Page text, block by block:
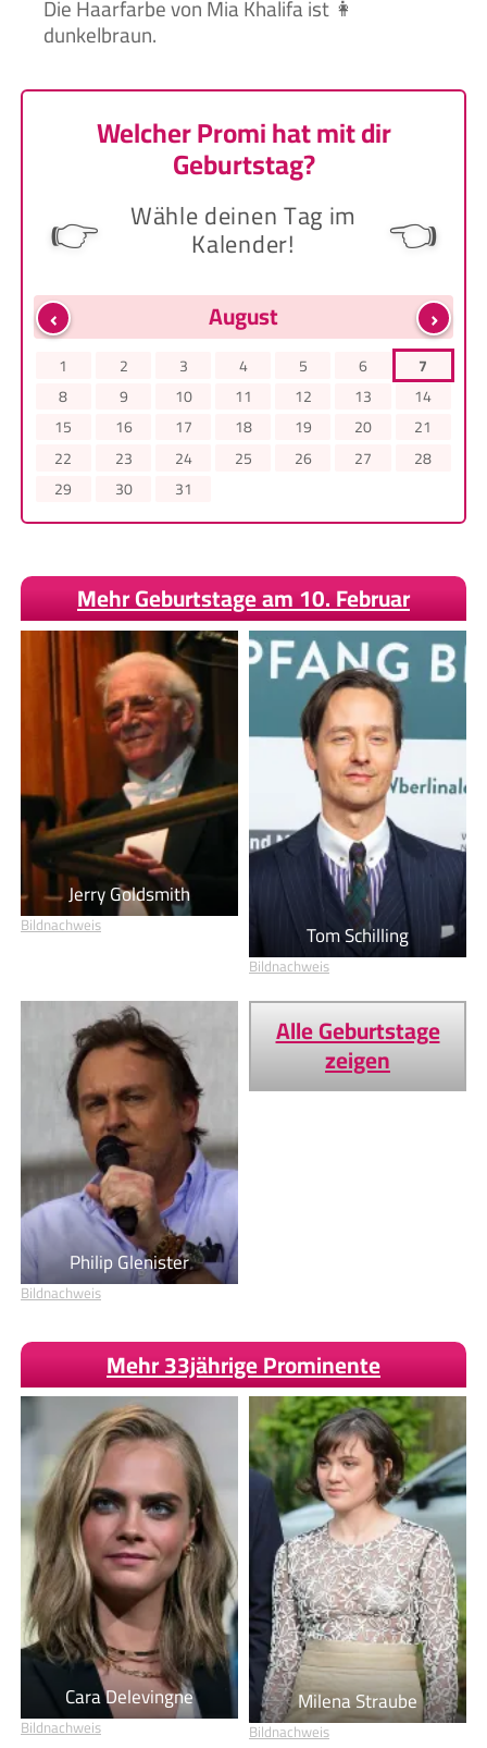
Die Haarfarbe von Mia Khalifa ist 👩
dunkelbraun.
Welcher Promi hat mit dir
Geburtstag?
👉 Wähle deinen Tag im
Kalender! 👈
‹ ›
August
1 2 3 4 5 6
7
8
9 10 11 12 13
14
15
16 17 18 19 20
21
22
23 24 25 26 27
28
29
30 31
Mehr Geburtstage am 10. Februar
Jerry Goldsmith
Bildnachweis Tom Schilling
Bildnachweis
Philip Glenister
Bildnachweis
Alle Geburtstage
zeigen
Mehr 33jährige Prominente
Cara Delevingne
Bildnachweis
Milena Straube
Bildnachweis